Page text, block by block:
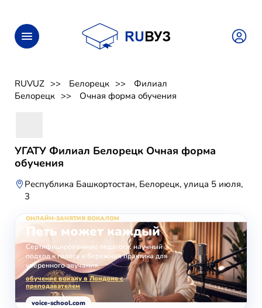
RUVUZ Белорецк
Филиал
Белорецк
Очная форма обучения
УГАТУ Филиал Белорецк Очная форма
обучения
Республика Башкортостан, Белорецк, улица 5 июля,
3
ОНЛАЙН-ЗАНЯТИЯ ВОКАЛОМ
Петь может каждый
Сертифицированные педагоги, научный
подход к голосу и бережная практика для
уверенного звучания.
обучение вокалу в Лондоне с
преподавателем
voice-school.com